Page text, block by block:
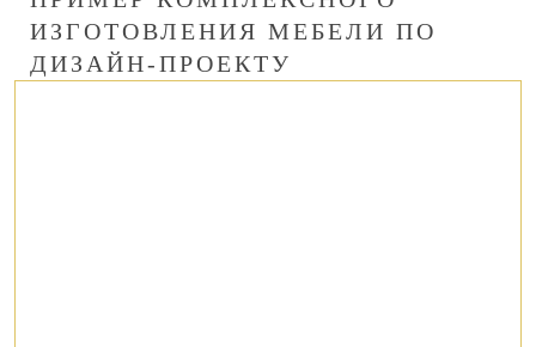
ИЗГОТОВЛЕНИЯ МЕБЕЛИ ПО
ДИЗАЙН-ПРОЕКТУ